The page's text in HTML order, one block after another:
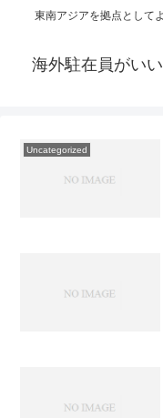
東南アジアを拠点として
海外駐在員がい
Uncategorized